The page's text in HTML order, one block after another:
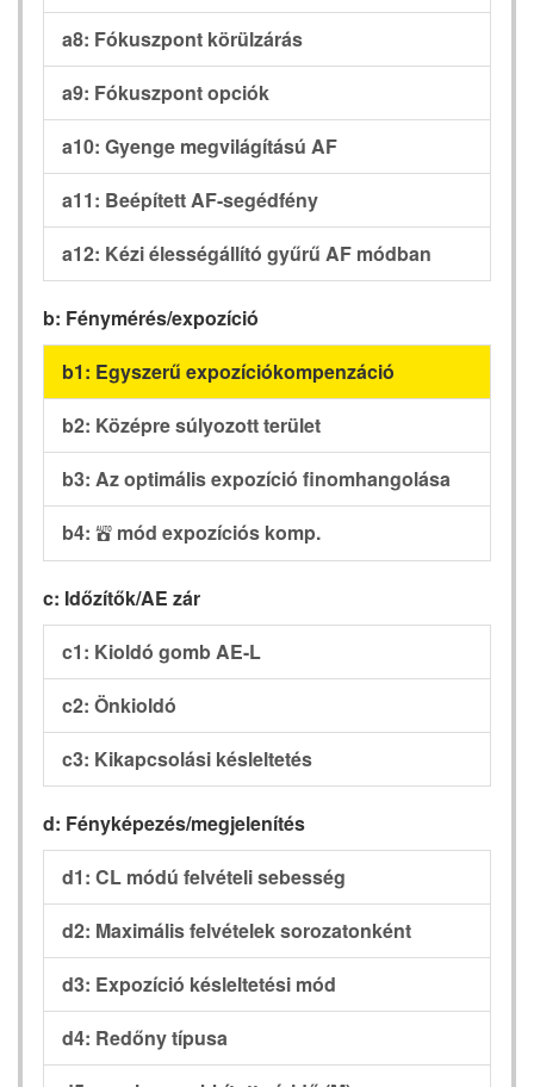
a8: Fókuszpont körülzárás
a9: Fókuszpont opciók
a10: Gyenge megvilágítású AF
a11: Beépített AF-segédfény
a12: Kézi élességállító gyűrű AF módban
b: Fénymérés/expozíció
b1: Egyszerű expozíciókompenzáció
b2: Középre súlyozott terület
b3: Az optimális expozíció finomhangolása
b4: b mód expozíciós komp.
c: Időzítők/AE zár
c1: Kioldó gomb AE-L
c2: Önkioldó
c3: Kikapcsolási késleltetés
d: Fényképezés/megjelenítés
d1: CL módú felvételi sebesség
d2: Maximális felvételek sorozatonként
d3: Expozíció késleltetési mód
d4: Redőny típusa